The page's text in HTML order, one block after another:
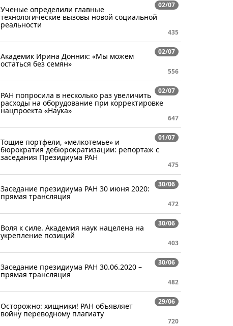
02/07
Ученые определили главные
технологические вызовы новой социальной
реальности
435
02/07
Академик Ирина Донник: «Мы можем
остаться без семян»
556
02/07
РАН попросила в несколько раз увеличить
расходы на оборудование при корректировке
нацпроекта «Наука»
647
01/07
Тощие портфели, «мелкотемье» и
бюрократия дебюрократизации: репортаж с
заседания Президиума РАН
475
30/06
Заседание президиума РАН 30 июня 2020:
прямая трансляция
472
30/06
Воля к силе. Академия наук нацелена на
укрепление позиций
403
30/06
Заседание президиума РАН 30.06.2020 –
прямая трансляция
482
29/06
Осторожно: хищники! РАН объявляет
войну переводному плагиату
720